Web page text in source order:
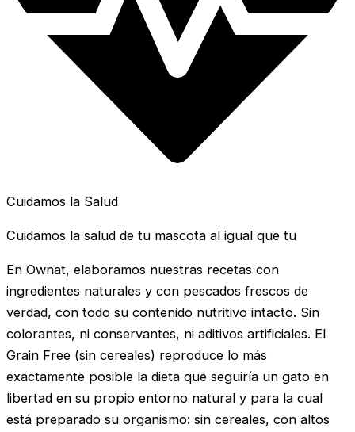
Cuidamos la Salud
Cuidamos la salud de tu mascota al igual que tu
En Ownat, elaboramos nuestras recetas con
ingredientes naturales y con pescados frescos de
verdad, con todo su contenido nutritivo intacto. Sin
colorantes, ni conservantes, ni aditivos artificiales. El
Grain Free (sin cereales) reproduce lo más
exactamente posible la dieta que seguiría un gato en
libertad en su propio entorno natural y para la cual
está preparado su organismo: sin cereales, con altos